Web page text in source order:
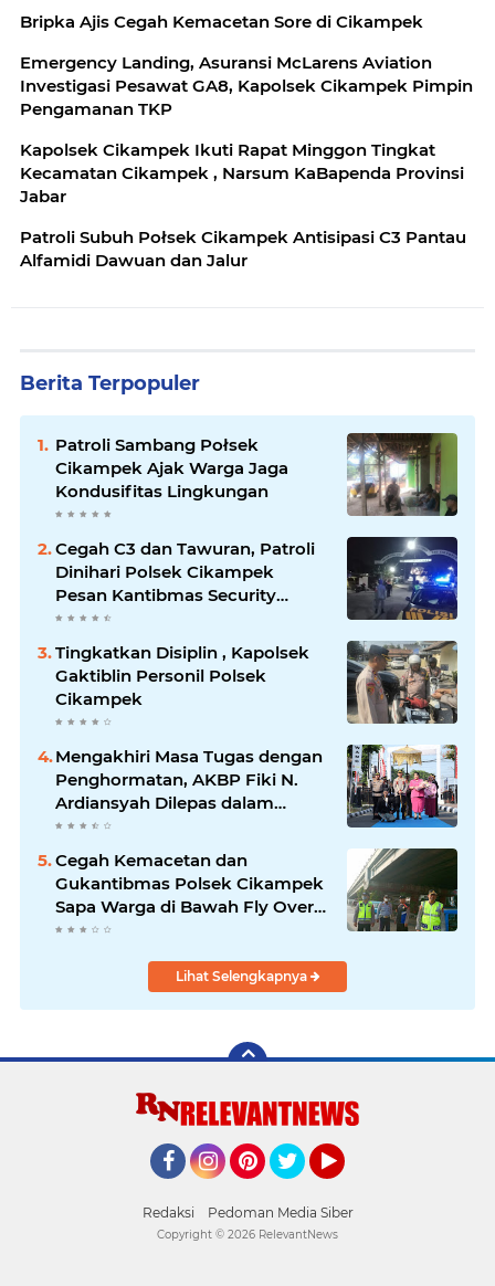
Bripka Ajis Cegah Kemacetan Sore di Cikampek
Emergency Landing, Asuransi McLarens Aviation
Investigasi Pesawat GA8, Kapolsek Cikampek Pimpin
Pengamanan TKP
Kapolsek Cikampek Ikuti Rapat Minggon Tingkat
Kecamatan Cikampek , Narsum KaBapenda Provinsi
Jabar
Patroli Subuh Połsek Cikampek Antisipasi C3 Pantau
Alfamidi Dawuan dan Jalur
Berita Terpopuler
Patroli Sambang Połsek
Cikampek Ajak Warga Jaga
Kondusifitas Lingkungan
Cegah C3 dan Tawuran, Patroli
Dinihari Polsek Cikampek
Pesan Kantibmas Security
Perumahan
Tingkatkan Disiplin , Kapolsek
Gaktiblin Personil Polsek
Cikampek
Mengakhiri Masa Tugas dengan
Penghormatan, AKBP Fiki N.
Ardiansyah Dilepas dalam
Upacara Farewell Parade oleh
Kapolresta Karawang Kombes
Pol Mario Prahatinto
Cegah Kemacetan dan
Gukantibmas Polsek Cikampek
Sapa Warga di Bawah Fly Over
Cikampek
Lihat Selengkapnya
Redaksi Pedoman Media Siber
Copyright © 2026 RelevantNews